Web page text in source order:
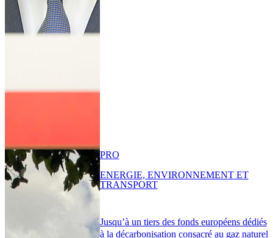
Jusqu’à un tiers des fonds européens dédiés
à la décarbonisation consacré au gaz naturel
PRO
ENERGIE, ENVIRONNEMENT ET
TRANSPORT